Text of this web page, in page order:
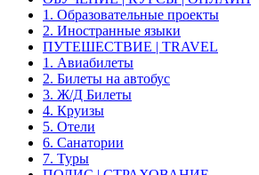
1. Образовательные проекты
2. Иностранные языки
ПУТЕШЕСТВИЕ | TRAVEL
1. Авиабилеты
2. Билеты на автобус
3. Ж/Д Билеты
4. Круизы
5. Отели
6. Санатории
7. Туры